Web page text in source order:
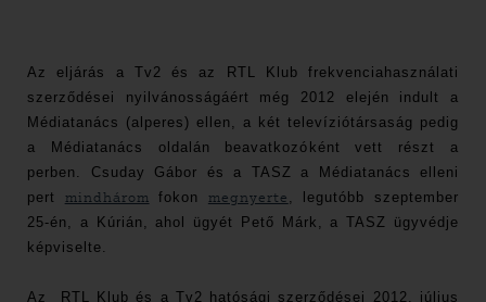
Az eljárás a Tv2 és az RTL Klub frekvenciahasználati
szerződései nyilvánosságáért még 2012 elején indult a
Médiatanács (alperes) ellen, a két televíziótársaság pedig
a Médiatanács oldalán beavatkozóként vett részt a
perben. Csuday Gábor és a TASZ a Médiatanács elleni
pert mindhárom fokon megnyerte , legutóbb szeptember
25-én, a Kúrián, ahol ügyét Pető Márk, a TASZ ügyvédje
képviselte.
Az RTL Klub és a Tv2 hatósági szerződései 2012. július